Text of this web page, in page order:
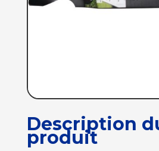
Description
produit